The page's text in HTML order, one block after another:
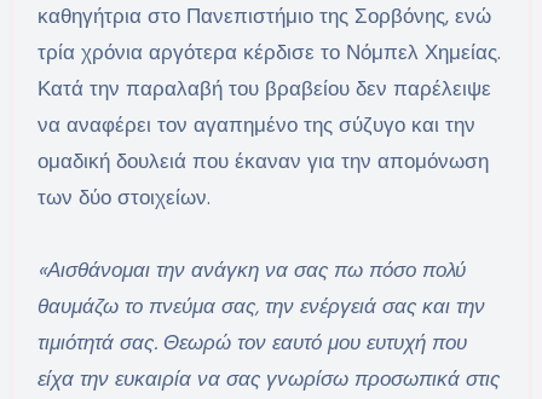
καθηγήτρια στο Πανεπιστήμιο της Σορβόνης, ενώ
τρία χρόνια αργότερα κέρδισε το Νόμπελ Χημείας.
Κατά την παραλαβή του βραβείου δεν παρέλειψε
να αναφέρει τον αγαπημένο της σύζυγο και την
ομαδική δουλειά που έκαναν για την απομόνωση
των δύο στοιχείων.
«Αισθάνομαι την ανάγκη να σας πω πόσο πολύ
θαυμάζω το πνεύμα σας, την ενέργειά σας και την
τιμιότητά σας. Θεωρώ τον εαυτό μου ευτυχή που
είχα την ευκαιρία να σας γνωρίσω προσωπικά στις